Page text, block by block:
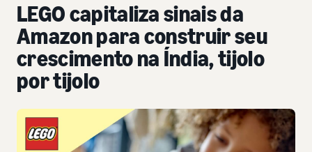
LEGO capitaliza sinais da
Amazon para construir seu
crescimento na Índia, tijolo
por tijolo